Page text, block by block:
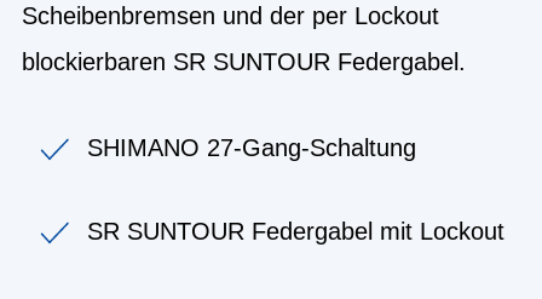
Scheibenbremsen und der per Lockout
blockierbaren SR SUNTOUR Federgabel.
SHIMANO 27-Gang-Schaltung
SR SUNTOUR Federgabel mit Lockout